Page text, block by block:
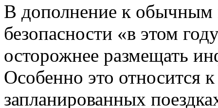
В дополнение к обычным
безопасности «в этом
осторожнее размещать
Особенно это относится
запланированных